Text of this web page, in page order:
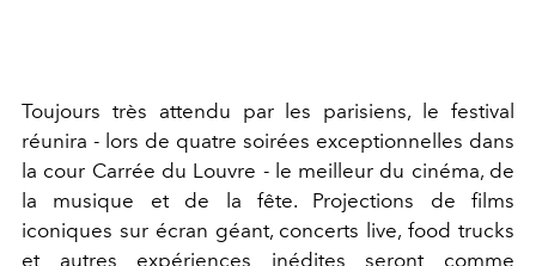
Toujours très attendu par les parisiens, le festival
réunira - lors de quatre soirées exceptionnelles dans
la cour Carrée du Louvre - le meilleur du cinéma, de
la musique et de la fête. Projections de films
iconiques sur écran géant, concerts live, food trucks
et autres expériences inédites seront comme